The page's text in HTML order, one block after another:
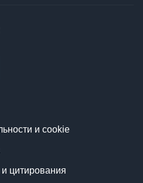
и cookie
цитирования